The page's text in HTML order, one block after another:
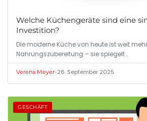
Welche Küchengeräte sind eine
Investition?
Die moderne Küche von heute ist weit
Nahrungszubereitung – sie spiegelt…
Verena Meyer•26. September 2025
GESCHÄFT